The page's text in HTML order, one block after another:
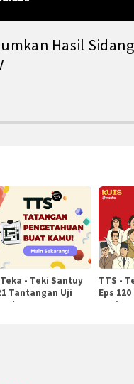
Hasil
- Teki Santuy
Tantangan Uji
TTS -
Eps